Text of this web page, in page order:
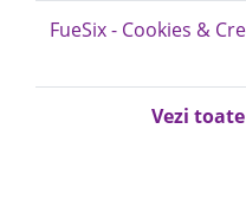
FueSix - Cookies &
Vezi